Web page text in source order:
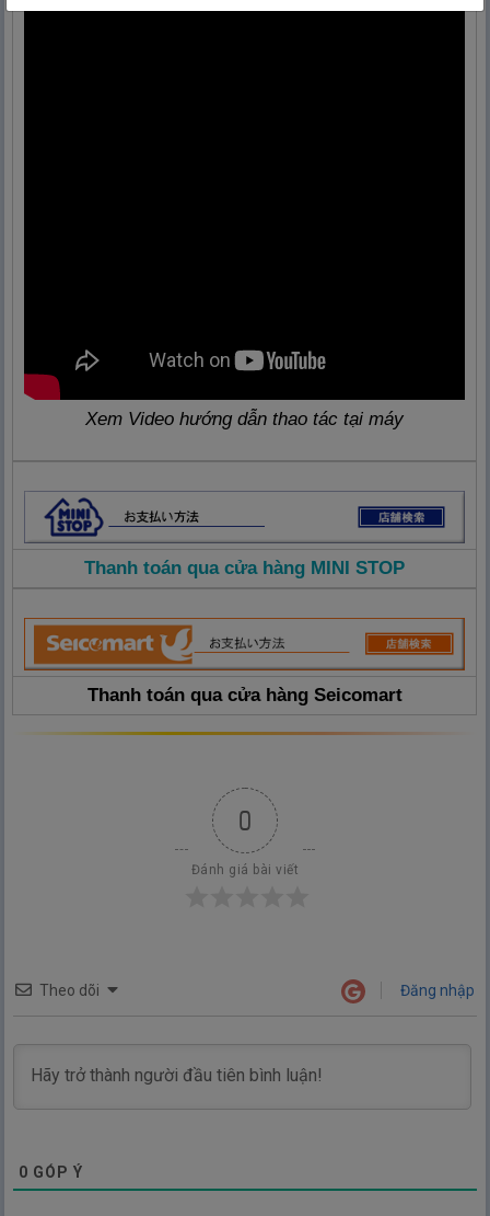
Xem Video hướng dẫn thao tác tại máy
Thanh toán qua cửa hàng MINI STOP
Thanh toán qua cửa hàng Seicomart
0
Đánh giá bài viết
Theo dõi Đăng nhập
0 GÓP Ý